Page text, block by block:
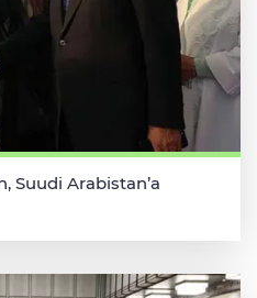
Suudi Arabistan’a